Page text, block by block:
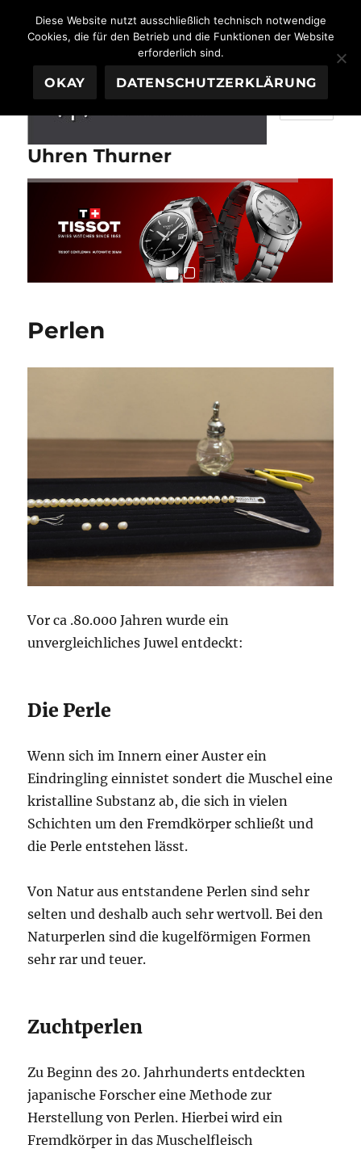
Uhren Thurner
Perlen
Vor ca .80.000 Jahren wurde ein
unvergleichliches Juwel entdeckt:
Die Perle
Wenn sich im Innern einer Auster ein
Eindringling einnistet sondert die Muschel eine
kristalline Substanz ab, die sich in vielen
Schichten um den Fremdkörper schließt und
die Perle entstehen lässt.
Von Natur aus entstandene Perlen sind sehr
selten und deshalb auch sehr wertvoll. Bei den
Naturperlen sind die kugelförmigen Formen
sehr rar und teuer.
Zuchtperlen
Zu Beginn des 20. Jahrhunderts entdeckten
japanische Forscher eine Methode zur
Herstellung von Perlen. Hierbei wird ein
Fremdkörper in das Muschelfleisch
Diese Website nutzt ausschließlich technisch notwendige
Cookies, die für den Betrieb und die Funktionen der Website
erforderlich sind.
OKAY DATENSCHUTZERKLÄRUNG